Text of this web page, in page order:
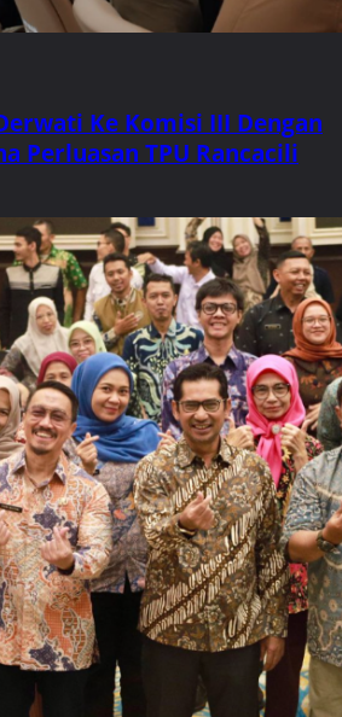
Ke Komisi III Dengan
Perluasan TPU Rancacili